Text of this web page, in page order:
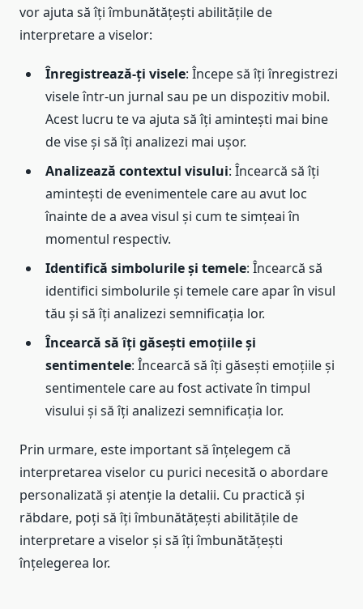
vor ajuta să îți îmbunătățești abilitățile de
interpretare a viselor:
Înregistrează-ți visele: Începe să îți înregistrezi
visele într-un jurnal sau pe un dispozitiv mobil.
Acest lucru te va ajuta să îți amintești mai bine
de vise și să îți analizezi mai ușor.
Analizează contextul visului: Încearcă să îți
amintești de evenimentele care au avut loc
înainte de a avea visul și cum te simțeai în
momentul respectiv.
Identifică simbolurile și temele: Încearcă să
identifici simbolurile și temele care apar în visul
tău și să îți analizezi semnificația lor.
Încearcă să îți găsești emoțiile și
sentimentele: Încearcă să îți găsești emoțiile și
sentimentele care au fost activate în timpul
visului și să îți analizezi semnificația lor.
Prin urmare, este important să înțelegem că
interpretarea viselor cu purici necesită o abordare
personalizată și atenție la detalii. Cu practică și
răbdare, poți să îți îmbunătățești abilitățile de
interpretare a viselor și să îți îmbunătățești
înțelegerea lor.